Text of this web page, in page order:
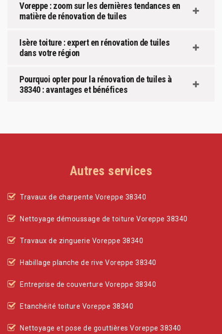
Voreppe : zoom sur les dernières tendances en
matière de rénovation de tuiles
Isère toiture : expert en rénovation de tuiles
dans votre région
Pourquoi opter pour la rénovation de tuiles à
38340 : avantages et bénéfices
Autres services
Travaux de charpente Voreppe 38340
Nettoyage démoussage de toiture Voreppe 38340
Travaux de zinguerie Voreppe 38340
Habillage planche de rive Voreppe 38340
Entreprise de couverture Voreppe 38340
Etanchéité toiture Voreppe 38340
Nettoyage et pose de gouttières Voreppe 38340